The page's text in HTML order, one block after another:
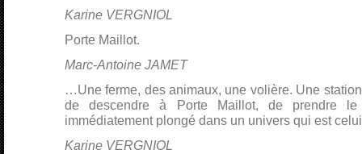
Karine VERGNIOL
Porte Maillot.
Marc-Antoine JAMET
…Une ferme, des animaux, une volière. Une
de descendre à Porte Maillot, de prendre
immédiatement plongé dans un univers qui est
Karine VERGNIOL